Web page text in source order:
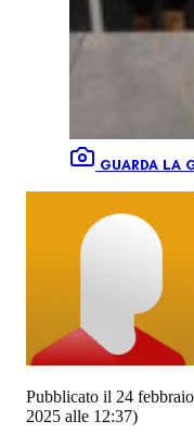
GUARDA LA
Pubblicato il 24
2025 alle 12:37)